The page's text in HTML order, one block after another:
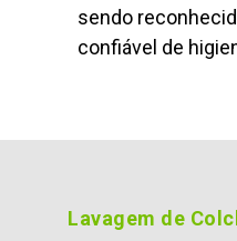
sendo
confiável de
Lavagem de